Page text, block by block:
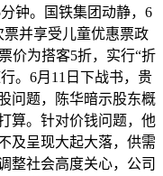
钟。国铁集团动静，6
票并享受儿童优惠票政
价为搭客5折，实行“折
。6月11日下战书，贵
问题，陈华暗示股东概
算。针对价钱问题，他
及呈现大起大落，供需
整社会高度关心，公司